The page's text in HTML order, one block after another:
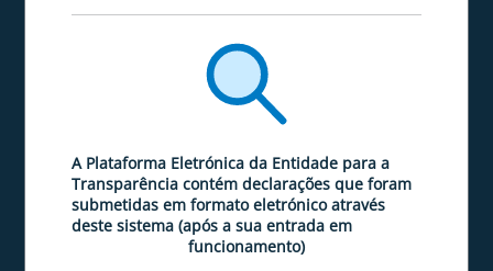
A Plataforma Eletrónica da Entidade para a
Transparência contém declarações que foram
submetidas em formato eletrónico através
deste sistema (após a sua entrada em
funcionamento)